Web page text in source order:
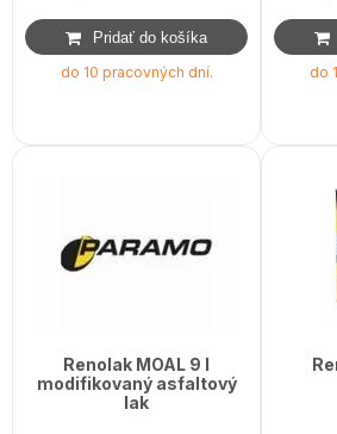
do 10 pracovných dní. do
Renolak MOAL 9 l
modifikovaný asfaltový
lak